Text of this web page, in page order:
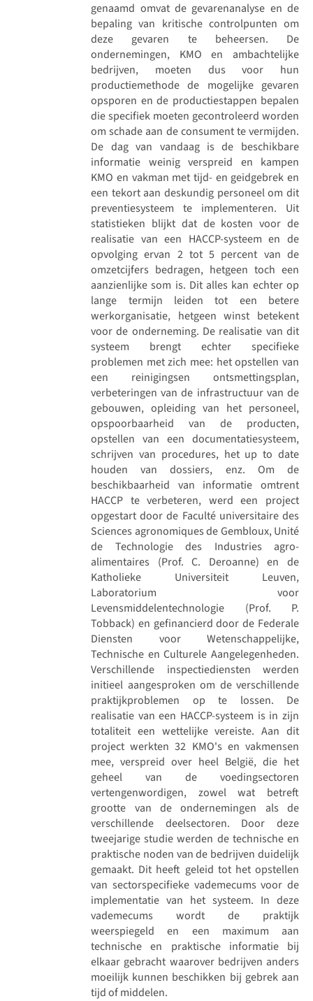
genaamd omvat de gevarenanalyse en de
bepaling van kritische controlpunten om
deze gevaren te beheersen. De
ondernemingen, KMO en ambachtelijke
bedrijven, moeten dus voor hun
productiemethode de mogelijke gevaren
opsporen en de productiestappen bepalen
die specifiek moeten gecontroleerd worden
om schade aan de consument te vermijden.
De dag van vandaag is de beschikbare
informatie weinig verspreid en kampen
KMO en vakman met tijd- en geidgebrek en
een tekort aan deskundig personeel om dit
preventiesysteem te implementeren. Uit
statistieken blijkt dat de kosten voor de
realisatie van een HACCP-systeem en de
opvolging ervan 2 tot 5 percent van de
omzetcijfers bedragen, hetgeen toch een
aanzienlijke som is. Dit alles kan echter op
lange termijn leiden tot een betere
werkorganisatie, hetgeen winst betekent
voor de onderneming. De realisatie van dit
systeem brengt echter specifieke
problemen met zich mee: het opstellen van
een reinigingsen ontsmettingsplan,
verbeteringen van de infrastructuur van de
gebouwen, opleiding van het personeel,
opspoorbaarheid van de producten,
opstellen van een documentatiesysteem,
schrijven van procedures, het up to date
houden van dossiers, enz. Om de
beschikbaarheid van informatie omtrent
HACCP te verbeteren, werd een project
opgestart door de Faculté universitaire des
Sciences agronomiques de Gembloux, Unité
de Technologie des Industries agro-
alimentaires (Prof. C. Deroanne) en de
Katholieke Universiteit Leuven,
Laboratorium voor
Levensmiddelentechnologie (Prof. P.
Tobback) en gefinancierd door de Federale
Diensten voor Wetenschappelijke,
Technische en Culturele Aangelegenheden.
Verschillende inspectiediensten werden
initieel aangesproken om de verschillende
praktijkproblemen op te lossen. De
realisatie van een HACCP-systeem is in zijn
totaliteit een wettelijke vereiste. Aan dit
project werkten 32 KMO's en vakmensen
mee, verspreid over heel België, die het
geheel van de voedingsectoren
vertengenwordigen, zowel wat betreft
grootte van de ondernemingen als de
verschillende deelsectoren. Door deze
tweejarige studie werden de technische en
praktische noden van de bedrijven duidelijk
gemaakt. Dit heeft geleid tot het opstellen
van sectorspecifieke vademecums voor de
implementatie van het systeem. In deze
vademecums wordt de praktijk
weerspiegeld en een maximum aan
technische en praktische informatie bij
elkaar gebracht waarover bedrijven anders
moeilijk kunnen beschikken bij gebrek aan
tijd of middelen.